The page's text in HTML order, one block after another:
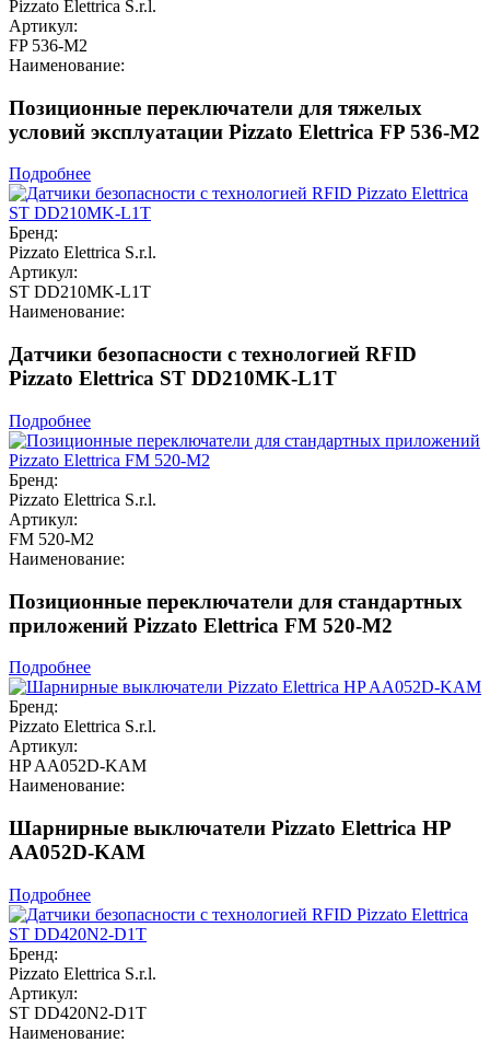
Pizzato Elettrica S.r.l.
Артикул:
FP 536-M2
Наименование:
Позиционные переключатели для тяжелых
условий эксплуатации Pizzato Elettrica FP 536-M2
Подробнее
Бренд:
Pizzato Elettrica S.r.l.
Артикул:
ST DD210MK-L1T
Наименование:
Датчики безопасности с технологией RFID
Pizzato Elettrica ST DD210MK-L1T
Подробнее
Бренд:
Pizzato Elettrica S.r.l.
Артикул:
FM 520-M2
Наименование:
Позиционные переключатели для стандартных
приложений Pizzato Elettrica FM 520-M2
Подробнее
Бренд:
Pizzato Elettrica S.r.l.
Артикул:
HP AA052D-KAM
Наименование:
Шарнирные выключатели Pizzato Elettrica HP
AA052D-KAM
Подробнее
Бренд:
Pizzato Elettrica S.r.l.
Артикул:
ST DD420N2-D1T
Наименование: